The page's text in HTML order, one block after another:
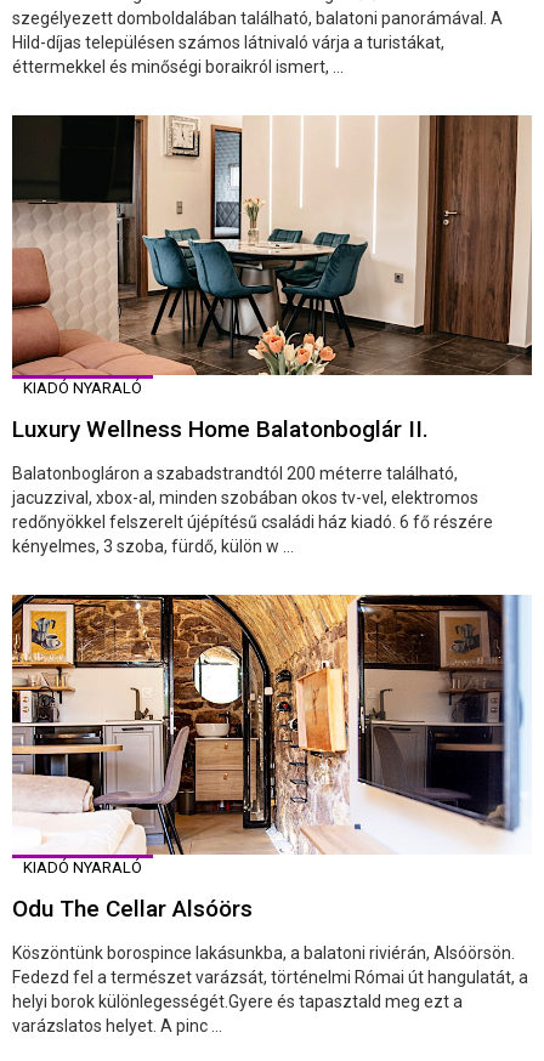
szegélyezett domboldalában található, balatoni panorámával. A
Hild-díjas településen számos látnivaló várja a turistákat,
éttermekkel és minőségi boraikról ismert, ...
KIADÓ NYARALÓ
Luxury Wellness Home Balatonboglár II.
Balatonbogláron a szabadstrandtól 200 méterre található,
jacuzzival, xbox-al, minden szobában okos tv-vel, elektromos
redőnyökkel felszerelt újépítésű családi ház kiadó. 6 fő részére
kényelmes, 3 szoba, fürdő, külön w ...
KIADÓ NYARALÓ
Odu The Cellar Alsóörs
Köszöntünk borospince lakásunkba, a balatoni riviérán, Alsóörsön.
Fedezd fel a természet varázsát, történelmi Római út hangulatát, a
helyi borok különlegességét.Gyere és tapasztald meg ezt a
varázslatos helyet. A pinc ...